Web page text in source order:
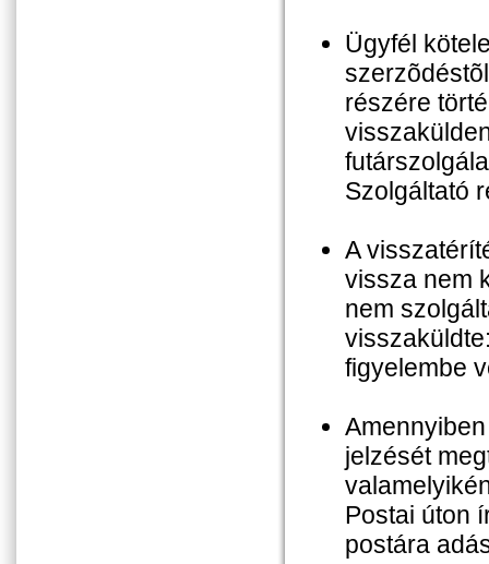
Ügyfél
részére
Szolgáltató
A
vissza nem
nem
figyelembe
jelzését
Postai úton
postára